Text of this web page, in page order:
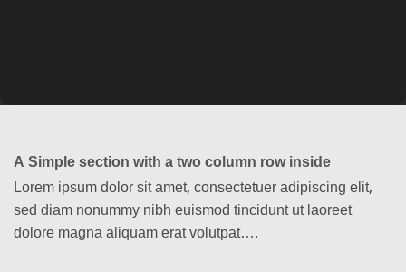
A Simple section with a two column row inside
Lorem ipsum dolor sit amet, consectetuer adipiscing elit,
sed diam nonummy nibh euismod tincidunt ut laoreet
dolore magna aliquam erat volutpat….